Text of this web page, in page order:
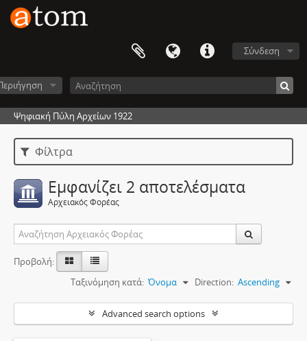
Σύνδεση
Ψηφιακή Πύλη Αρχείων 1922
Φίλτρα
Εμφανίζει 2 αποτελέσματα
Αρχειακός Φορέας
Προβολή:
Ταξινόμηση κατά: Όνομα Direction: Ascending
Advanced search options